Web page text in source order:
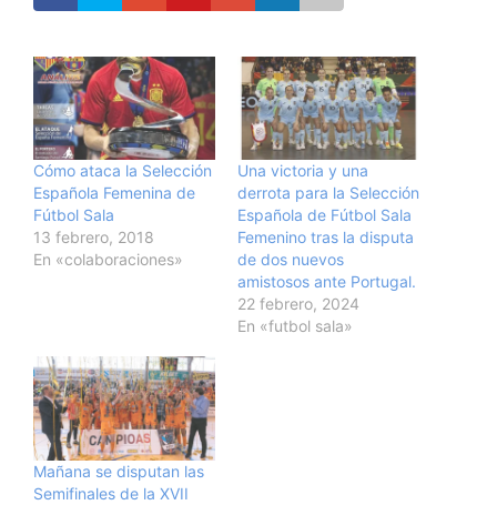
Cómo ataca la Selección
Española Femenina de
Fútbol Sala
13 febrero, 2018
En «colaboraciones»
Una victoria y una
derrota para la Selección
Española de Fútbol Sala
Femenino tras la disputa
de dos nuevos
amistosos ante Portugal.
22 febrero, 2024
En «futbol sala»
Mañana se disputan las
Semifinales de la XVII